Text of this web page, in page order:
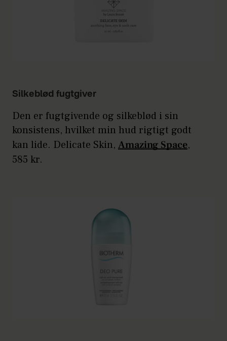
Silkeblød fugtgiver
Den er fugtgivende og silkeblød i sin
konsistens, hvilket min hud rigtigt godt
kan lide. Delicate Skin, Amazing Space,
585 kr.